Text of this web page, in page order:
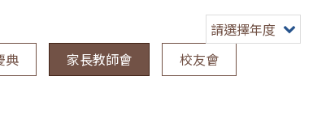
請選擇年度
典 家長教師會
校友會